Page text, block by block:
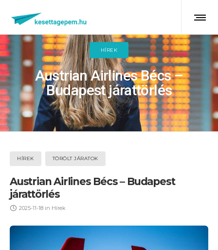
HÍREK
Austrian Airlines Bécs –
Budapest járattörlés
HÍREK TÖRÖLT JÁRATOK
Austrian Airlines Bécs – Budapest
járattörlés
2025-11-18 in Hírek